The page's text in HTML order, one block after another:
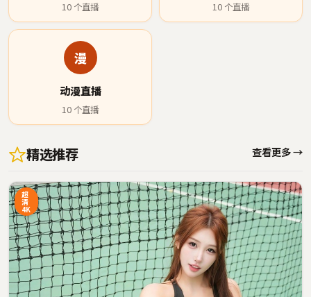
10 个直播 10 个直播
漫
动漫直播
10 个直播
精选推荐 查看更多 →
超
清
4K